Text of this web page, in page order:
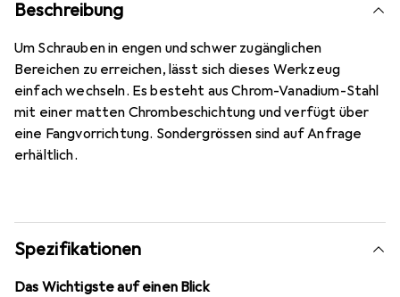
Beschreibung
Um Schrauben in engen und schwer zugänglichen
Bereichen zu erreichen, lässt sich dieses Werkzeug
einfach wechseln. Es besteht aus Chrom-Vanadium-Stahl
mit einer matten Chrombeschichtung und verfügt über
eine Fangvorrichtung. Sondergrössen sind auf Anfrage
erhältlich.
Spezifikationen
Das Wichtigste auf einen Blick